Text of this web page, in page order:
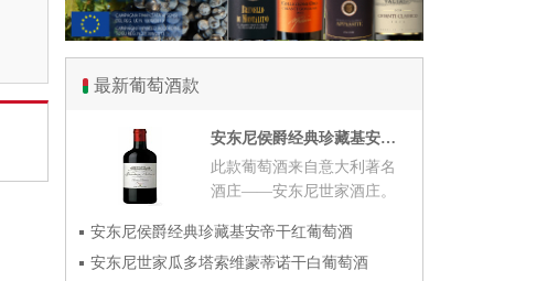
最新葡萄酒款
安东尼侯爵经典珍藏基安帝干红葡萄酒
此款葡萄酒来自意大利著名
酒庄——安东尼世家酒庄。
安东尼侯爵经典珍藏基安帝干红葡萄酒
安东尼世家瓜多塔索维蒙蒂诺干白葡萄酒